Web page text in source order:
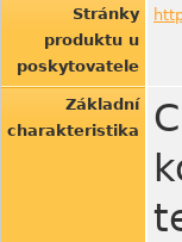
Stránky
produktu u
poskytovatele
Základní
charakteristika